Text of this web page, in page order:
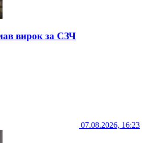
вирок за СЗЧ
07.08.2026, 16:23